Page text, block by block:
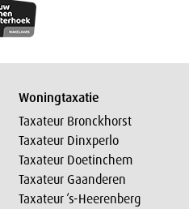
Woningtaxatie
Taxateur Bronckhorst
Taxateur Dinxperlo
Taxateur Doetinchem
Taxateur Gaanderen
Taxateur ‘s-Heerenberg